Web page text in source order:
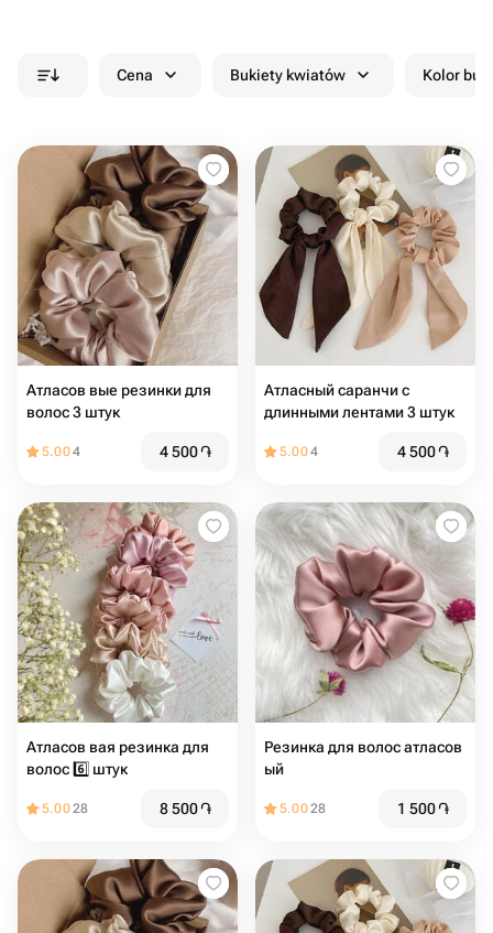
Cena Bukiety kwiatów Kolor
Атласов вые резинки для
волос 3 штук
5.004 4 500֏
Атласный саранчи с
длинными лентами 3 штук
5.004 4 500֏
Атласов вая резинка для
волос 6️⃣ штук
5.0028 8 500֏
Резинка для волос атласов
ый
5.0028 1 500֏